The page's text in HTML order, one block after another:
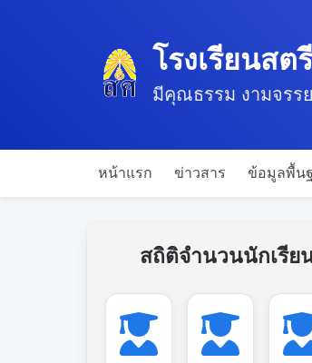
โรงเรียนสต
มีคุณธรรม งามจรรย
หน้าแรก ข่าวสาร ข้อมูลพื้นฐ
สถิติจำนวนนักเรีย